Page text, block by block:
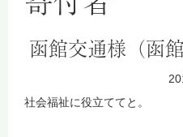
函館交通様（函館
社会福祉に役立ててと。